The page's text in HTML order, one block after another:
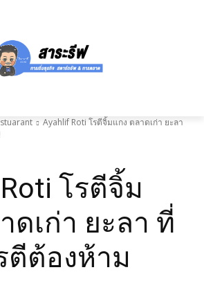
Ayahlif Roti โรตีจิ้มแกง ตลาดเก่า ยะลา
โรตีจิ้ม
ดเก่า ยะลา ที่
ตีต้องห้าม